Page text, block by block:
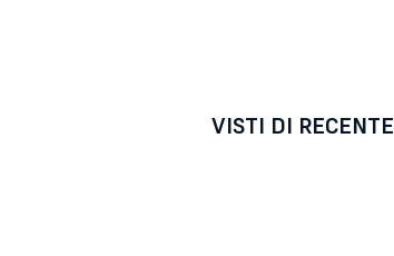
VISTI DI RECENTE